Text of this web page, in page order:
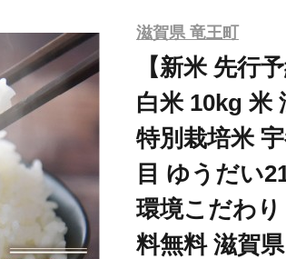
滋賀県 竜王町
【新米 先行
白米 10kg 米
特別栽培米
目 ゆうだい
環境こだわ
料無料 滋賀